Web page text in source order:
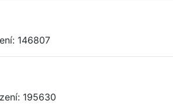
146807
195630